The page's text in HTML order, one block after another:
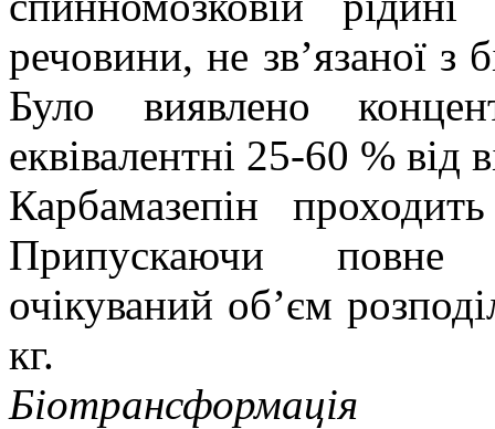
речовини, не зв’язаної з
Було виявлено
еквівалентні 25-60 % від
Карбамазепін
Припускаючи повне
очікуваний об’єм
кг.
Біотрансформація